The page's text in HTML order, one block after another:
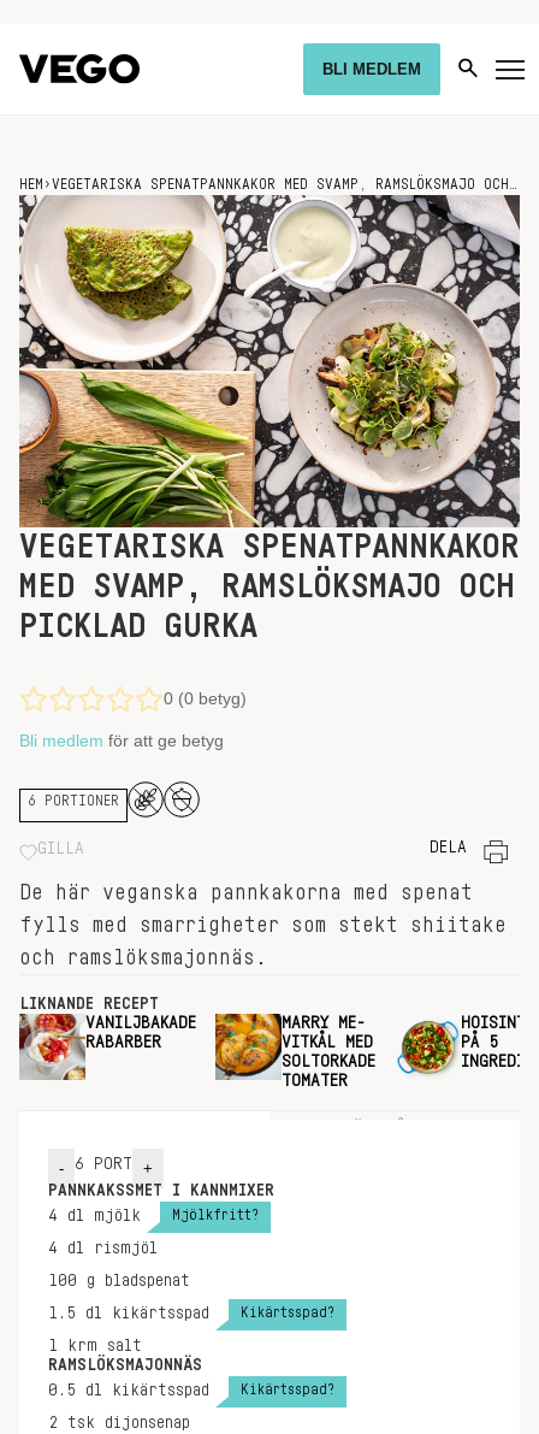
BLI MEDLEM
HEM ›
VEGETARISKA SPENATPANNKAKOR
MED SVAMP, RAMSLÖKSMAJO OCH
PICKLAD GURKA
0 (0 betyg)
Bli medlem för att ge betyg
6 PORTIONER
GILLA DELA
De här veganska pannkakorna med spenat
fylls med smarrigheter som stekt shiitake
och ramslöksmajonnäs.
LIKNANDE RECEPT
VANILJBAKADE
RABARBER
MARRY ME-
VITKÅL MED
SOLTORKADE
TOMATER
PÅ 5
- 6 PORT +
PANNKAKSSMET I KANNMIXER
4 dl mjölk Mjölkfritt?
4 dl
rismjöl
100 g
bladspenat
1.5 dl kikärtsspad Kikärtsspad?
1 krm
salt
RAMSLÖKSMAJONNÄS
0.5 dl kikärtsspad Kikärtsspad?
2 tsk
dijonsenap